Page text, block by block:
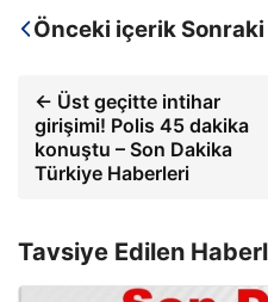
Önceki içerik
← Üst geçitte intihar
girişimi! Polis 45 dakika
konuştu – Son Dakika
Türkiye Haberleri
Tavsiye Edilen